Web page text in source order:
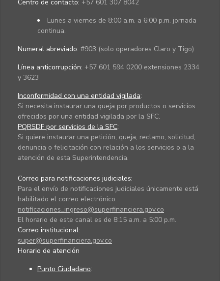
Centro de contacto: +57 601 307 8042
Lunes a viernes de 8:00 a.m. a 6:00 p.m. jornada
continua.
Numeral abreviado: #903 (solo operadores Claro y Tigo)
Línea anticorrupción: +57 601 594 0200 extensiones 2334
y 3623
Inconformidad con una entidad vigilada:
Si necesita instaurar una queja por productos o servicios
ofrecidos por una entidad vigilada por la SFC.
PQRSDF por servicios de la SFC:
Si quiere instaurar una petición, queja, reclamo, solicitud,
denuncia o felicitación con relación a los servicios o a la
atención de esta Superintendencia.
Correo para notificaciones judiciales:
Para el envío de notificaciones judiciales únicamente está
habilitado el correo electrónico
notificaciones_ingreso@superfinanciera.gov.co
El horario de este canal es de 8:15 a.m. a 5:00 p.m.
Correo institucional:
super@superfinanciera.gov.co
Horario de atención
Punto Ciudadano: